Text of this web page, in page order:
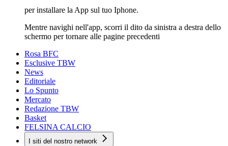
per installare la App sul tuo Iphone.
Mentre navighi nell'app, scorri il dito da sinistra a destra dello
schermo per tornare alle pagine precedenti
Rosa BFC
Esclusive TBW
News
Editoriale
Lo Spunto
Mercato
Redazione TBW
Basket
FELSINA CALCIO
I siti del nostro network